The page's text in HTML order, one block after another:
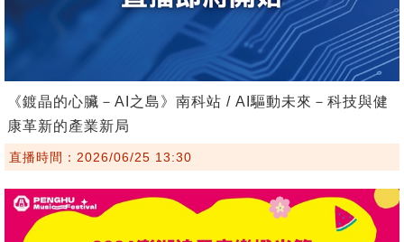
《鍍晶的心臟－AI之島》南科站 / AI驅動未來－科技與健
康革新的產業新局
直播時間：2026/06/25 13:30